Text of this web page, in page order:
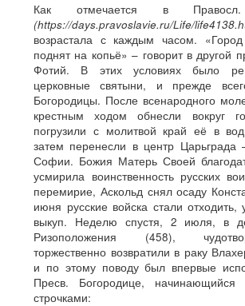
Как отмечается в Правосл.
(https://days.pravoslavie.ru/Life/
возрастала с каждым часом.
поднят на копьё» – говорит в другой
Фотий. В этих условиях было
церковные святыни, и прежде
Богородицы. После всенародного
крестным ходом обнесли вокруг
погрузили с молитвой край её в
затем перенесли в центр Царьграда
Софии. Божия Матерь Своей
усмирила воинственность русских
перемирие, Аскольд снял осаду
июня русские войска стали отходить,
выкуп. Неделю спустя, 2 июля, в
Ризоположения (458),
торжественно возвратили в раку
и по этому поводу был впервые
Пресв. Богородице, начинающийся
строчками: